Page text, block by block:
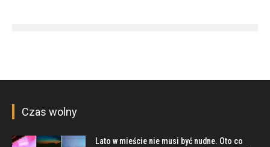
Czas wolny
Lato w mieście nie musi być nudne. Oto co